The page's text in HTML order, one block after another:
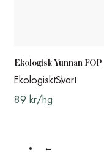
Ekologisk Yunnan FOP
EkologisktSvart
89 kr/hg
←